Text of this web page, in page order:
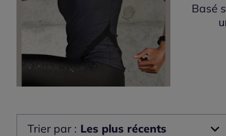
Basé
Trier par : Les plus récents